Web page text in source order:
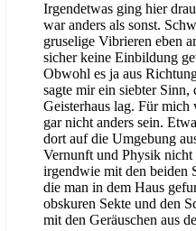
Irgendetwas ging hier
war anders als sonst.
gruselige Vibrieren eben
sicher keine Einbildung
Obwohl es ja aus
sagte mir ein siebter Sinn,
Geisterhaus lag. Für
gar nicht anders sein.
dort auf die Umgebung
Vernunft und Physik
irgendwie mit den beiden
die man in dem Haus
obskuren Sekte und den
mit den Geräuschen aus